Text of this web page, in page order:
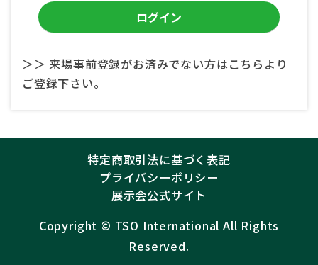
＞＞ 来場事前登録がお済みでない方はこちらより
ご登録下さい。
特定商取引法に基づく表記
プライバシーポリシー
展示会公式サイト
Copyright ©︎ TSO International All Rights
Reserved.